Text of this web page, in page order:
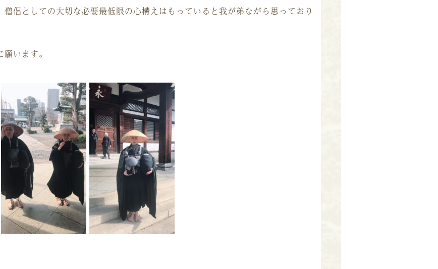
侶としての大切な必要最低限の心構えはもっていると我が弟ながら思っており
います。